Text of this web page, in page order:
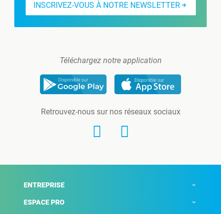
INSCRIVEZ-VOUS À NOTRE NEWSLETTER
Téléchargez notre application
Retrouvez-nous sur nos réseaux sociaux
ENTREPRISE
ESPACE PRO